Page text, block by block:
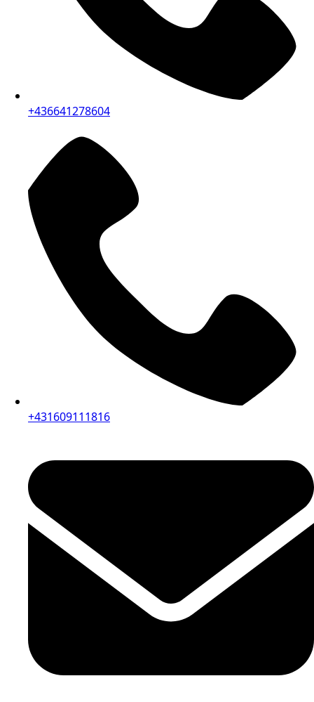
+436641278604
+431609111816